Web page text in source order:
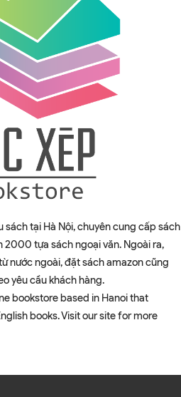
sách tại Hà Nội, chuyên cung cấp sách
2000 tựa sách ngoại văn. Ngoài ra,
nước ngoài, đặt sách amazon cũng
yêu cầu khách hàng.
bookstore based in Hanoi that
books. Visit our site for more